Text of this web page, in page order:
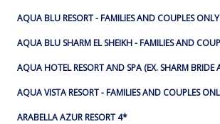
AQUA BLU RESORT - FAMILIES AND COUPLES
AQUA BLU SHARM EL SHEIKH - FAMILIES AND
AQUA HOTEL RESORT AND SPA (EX. SHARM
AQUA VISTA RESORT - FAMILIES AND COUPLES
ARABELLA AZUR RESORT 4*